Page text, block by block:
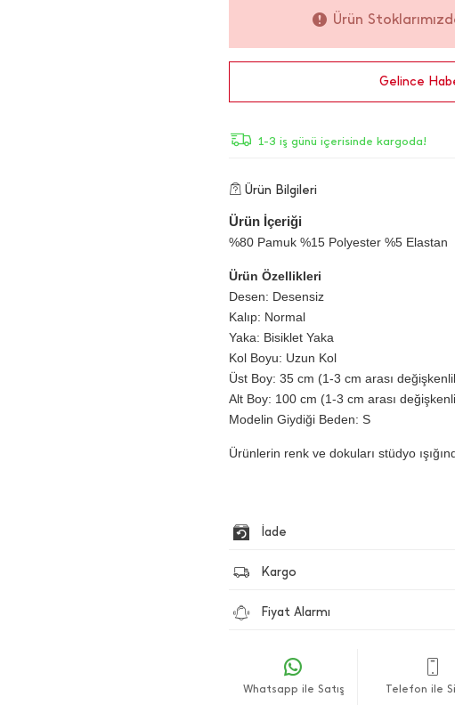
Ürün
Gelince
1-3 iş günü içerisinde kargoda!
Ürün Bilgileri
Ürün İçeriği
%80 Pamuk %15 Polyester %5 Elastan
Ürün Özellikleri
Desen: Desensiz
Kalıp: Normal
Yaka: Bisiklet Yaka
Kol Boyu: Uzun Kol
Üst Boy: 35 cm (1-3 cm arası
Alt Boy: 100 cm (1-3 cm arası
Modelin Giydiği Beden: S
Ürünlerin renk ve dokuları stüdyo
İade
Kargo
Fiyat Alarmı
Whatsapp ile Satış Telefon ile